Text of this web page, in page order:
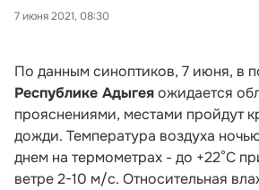
7 июня 2021, 08:30
По данным синоптиков, 7 июня, в
Республике Адыгеяожидается
прояснениями, местами пройдут
дожди. Температура воздуха
днем на термометрах - до +22°С
ветре 2-10 м/с. Относительная